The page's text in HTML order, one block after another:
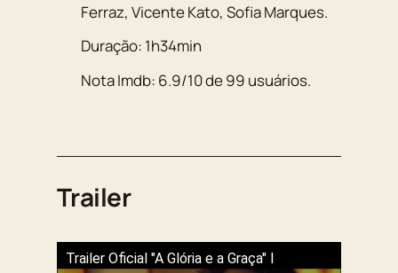
Ferraz,Vicente Kato,Sofia Marques.
Duração: 1h34min
Nota Imdb: 6.9/10de99 usuários.
Trailer
Trailer Oficial "A Glória e a Graça" l